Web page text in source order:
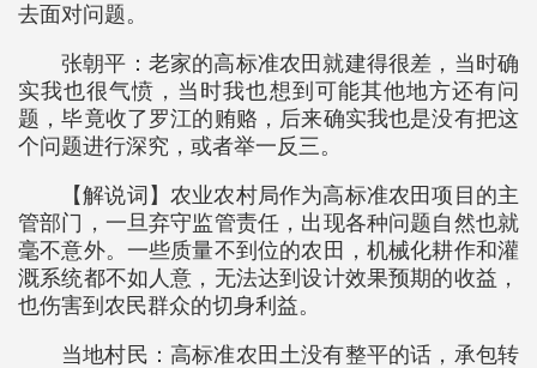
去面对问题。
张朝平：老家的高标准农田就建得很差，当时确
实我也很气愤，当时我也想到可能其他地方还有问
题，毕竟收了罗江的贿赂，后来确实我也是没有把这
个问题进行深究，或者举一反三。
【解说词】农业农村局作为高标准农田项目的主
管部门，一旦弃守监管责任，出现各种问题自然也就
毫不意外。一些质量不到位的农田，机械化耕作和灌
溉系统都不如人意，无法达到设计效果预期的收益，
也伤害到农民群众的切身利益。
当地村民：高标准农田土没有整平的话，承包转